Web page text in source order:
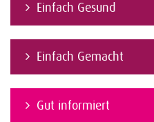
Einfach Gesund
Einfach Gemacht
Gut informiert